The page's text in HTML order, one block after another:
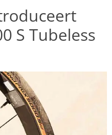
S Tubeless